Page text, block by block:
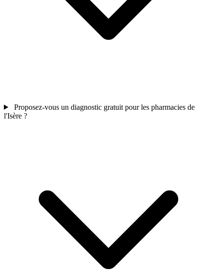
Proposez-vous un diagnostic gratuit pour les pharmacies de
l'Isère ?